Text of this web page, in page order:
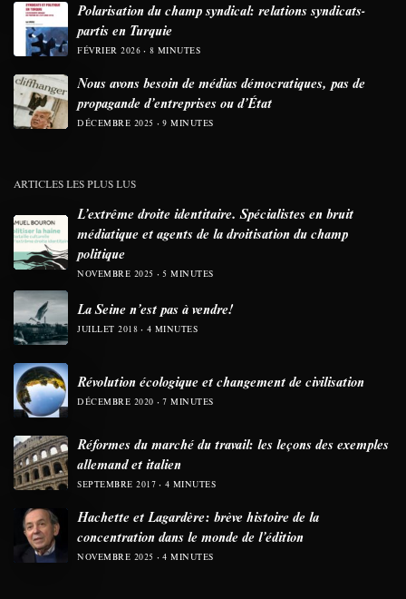
Polarisation du champ syndical: relations syndicats-
partis en Turquie
FÉVRIER 2026 8 MINUTES
Nous avons besoin de médias démocratiques, pas de
propagande d’entreprises ou d’État
DÉCEMBRE 2025 9 MINUTES
ARTICLES LES PLUS LUS
L’extrême droite identitaire. Spécialistes en bruit
médiatique et agents de la droitisation du champ
politique
NOVEMBRE 2025 5 MINUTES
La Seine n’est pas à vendre!
JUILLET 2018 4 MINUTES
Révolution écologique et changement de civilisation
DÉCEMBRE 2020 7 MINUTES
Réformes du marché du travail: les leçons des exemples
allemand et italien
SEPTEMBRE 2017 4 MINUTES
Hachette et Lagardère: brève histoire de la
concentration dans le monde de l’édition
NOVEMBRE 2025 4 MINUTES